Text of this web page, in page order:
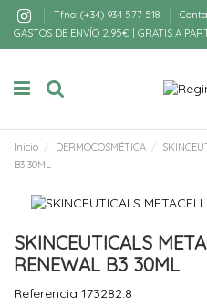
Tfno: (+34) 934 577 518
GASTOS DE ENVÍO 2,95€ | GRATIS A
Inicio DERMOCOSMÉTICA
B3 30ML
SKINCEUTICALS
RENEWAL B3 30ML
Referencia 173282.8